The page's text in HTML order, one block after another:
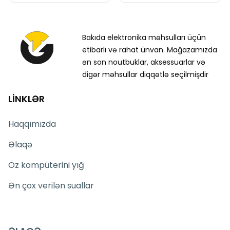
Bakıda elektronika məhsulları üçün
etibarlı və rahat ünvan. Mağazamızda
ən son noutbuklar, aksessuarlar və
digər məhsullar diqqətlə seçilmişdir
LİNKLƏR
Haqqımızda
Əlaqə
Öz kompüterini yığ
Ən çox verilən suallar